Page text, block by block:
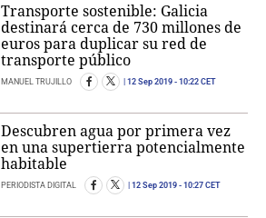
Transporte sostenible: Galicia
destinará cerca de 730 millones de
euros para duplicar su red de
transporte público
MANUEL TRUJILLO 12 Sep 2019 - 10:22 CET
Descubren agua por primera vez
en una supertierra potencialmente
habitable
PERIODISTA DIGITAL 12 Sep 2019 - 10:27 CET